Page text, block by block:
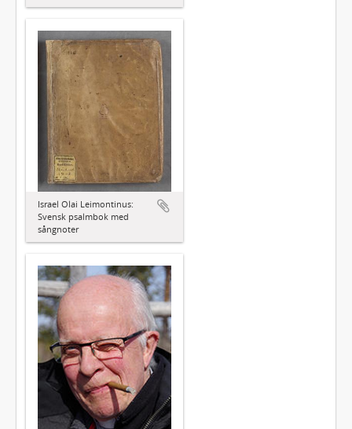
Israel Olai Leimontinus:
Svensk psalmbok med
sångnoter